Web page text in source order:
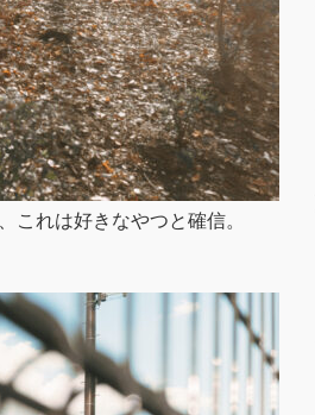
れは好きなやつと確信。